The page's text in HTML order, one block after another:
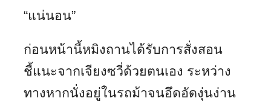
“แน่นอน”
ก่อนหน้านี้หมิงถานได้รับการสั่งสอน
ชี้แนะจากเจียงซวี่ด้วยตนเอง ระหว่าง
ทางหากนั่งอยู่ในรถม้าจนอึดอัดงุ่นง่าน